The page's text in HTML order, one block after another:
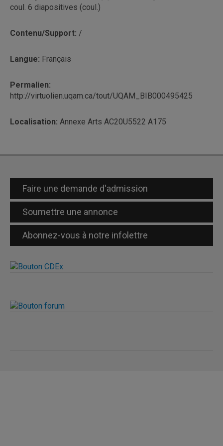
coul. 6 diapositives (coul.)
Contenu/Support: /
Langue: Français
Permalien:
http://virtuolien.uqam.ca/tout/UQAM_BIB000495425
Localisation: Annexe Arts AC20U5522 A175
Faire une demande d'admission
Soumettre une annonce
Abonnez-vous à notre infolettre